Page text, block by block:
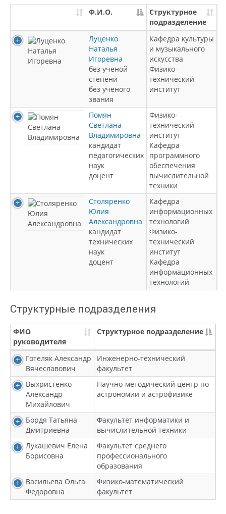
Ф.И.О.
Структурное
подразделение
Луценко
Наталья
Игоревна
без ученой
степени
без учёного
звания
Кафедра культуры
и музыкального
искусства
Физико-
технический
институт
Помян
Светлана
Владимировна
кандидат
педагогических
наук
доцент
Физико-
технический
институт
Кафедра
программного
обеспечения
вычислительной
техники
Столяренко
Юлия
Александровна
кандидат
технических
наук
доцент
Кафедра
информационных
технологий
Физико-
технический
институт
Кафедра
информационных
технологий
Структурные подразделения
ФИО
руководителя
Структурное подразделение
Готеляк Александр
Вячеславович
Инженерно-технический
факультет
Выхристенко
Александр
Михайлович
Научно-методический центр по
астрономии и астрофизике
Бордя Татьяна
Дмитриевна
Факультет информатики и
вычислительной техники
Лукашевич Елена
Борисовна
Факультет среднего
профессионального
образования
Васильева Ольга
Федоровна
Физико-математический
факультет